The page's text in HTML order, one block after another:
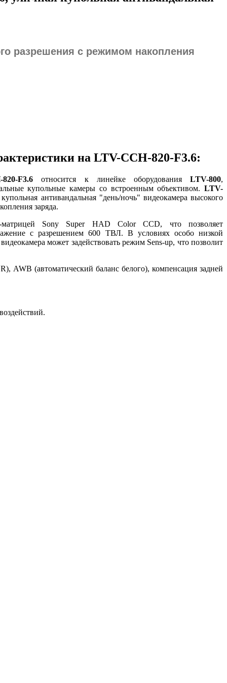
разрешения с режимом накопления
на LTV-CCH-820-F3.6:
F3.6 относится к линейке оборудованияLTV-800,
купольные камеры со встроенным объективом. LTV-
антивандальная "день/ночь" видеокамера высокого
заряда.
Sony Super HAD Color CCD, что позволяет
с разрешением 600 ТВЛ. В условиях особо низкой
может задействовать режим Sens-up, что позволит
AWB (автоматический баланс белого), компенсация задней